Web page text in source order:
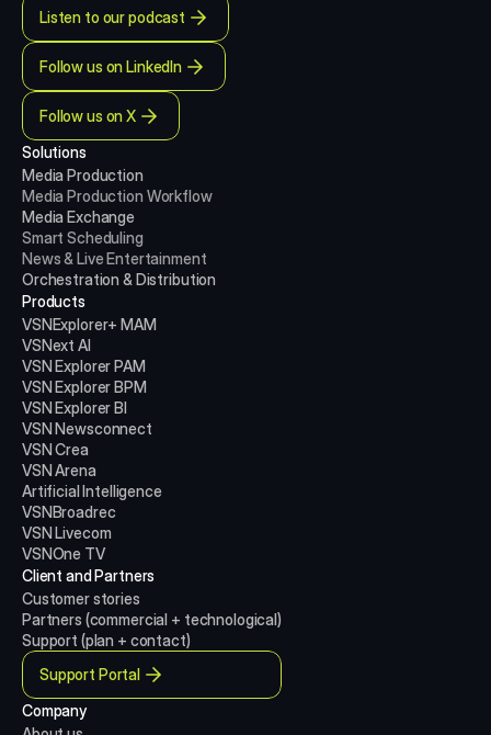
Listen to our podcast
Follow us on LinkedIn
Follow us on X
Solutions
Media Production
Media Production Workflow
Media Exchange
Smart Scheduling
News & Live Entertainment
Orchestration & Distribution
Products
VSNExplorer+ MAM
VSNext AI
VSN Explorer PAM
VSN Explorer BPM
VSN Explorer BI
VSN Newsconnect
VSN Crea
VSN Arena
Artificial Intelligence
VSNBroadrec
VSN Livecom
VSNOne TV
Client and Partners
Customer stories
Partners (commercial + technological)
Support (plan + contact)
Support Portal
Company